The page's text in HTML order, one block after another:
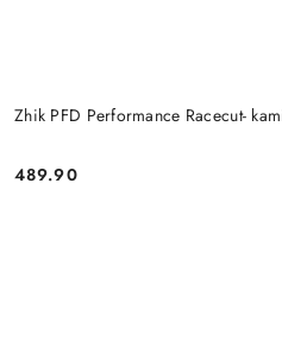
Zhik PFD Performance Racecut-
Cena:
489.90